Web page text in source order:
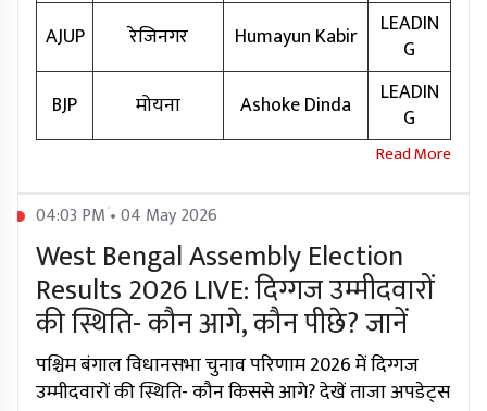
AJUP
रेजिनगर Humayun Kabir
LEADIN
G
BJP
मोयना Ashoke Dinda
LEADIN
G
04:03 PM • 04 May 2026
West Bengal Assembly Election
Results 2026 LIVE: दिग्गज उम्मीदवारों
की स्थिति- कौन आगे, कौन पीछे? जानें
पश्चिम बंगाल विधानसभा चुनाव परिणाम 2026 में दिग्गज
उम्मीदवारों की स्थिति- कौन किससे आगे? देखें ताजा अपडेट्स